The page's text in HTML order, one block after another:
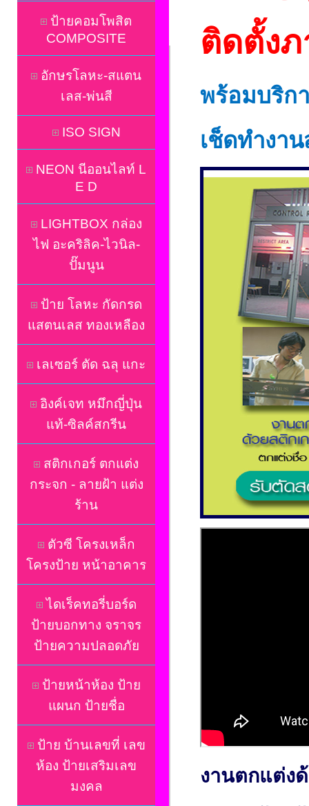
ป้ายคอมโพสิต
COMPOSITE
อักษรโลหะ-สแตน
เลส-พ่นสี
ISO SIGN
NEON นีออนไลท์ L
E D
LIGHTBOX กล่อง
ไฟ อะคริลิค-ไวนิล-
ปั๊มนูน
ป้าย โลหะ กัดกรด
แสตนเลส ทองเหลือง
เลเซอร์ ตัด ฉลุ แกะ
อิงค์เจท หมึกญี่ปุ่น
แท้-ซิลค์สกรีน
สติกเกอร์ ตกแต่ง
กระจก - ลายฝ้า แต่ง
ร้าน
ตัวซี โครงเหล็ก
โครงป้าย หน้าอาคาร
ไดเร็คทอรี่บอร์ด
ป้ายบอกทาง จราจร
ป้ายความปลอดภัย
ป้ายหน้าห้อง ป้าย
แผนก ป้ายชื่อ
ป้าย บ้านเลขที่ เลข
ห้อง ป้ายเสริมเลข
มงคล
ติดตั้ง
พร้อมบริก
เช็ดทำงา
งานตกแต่ง